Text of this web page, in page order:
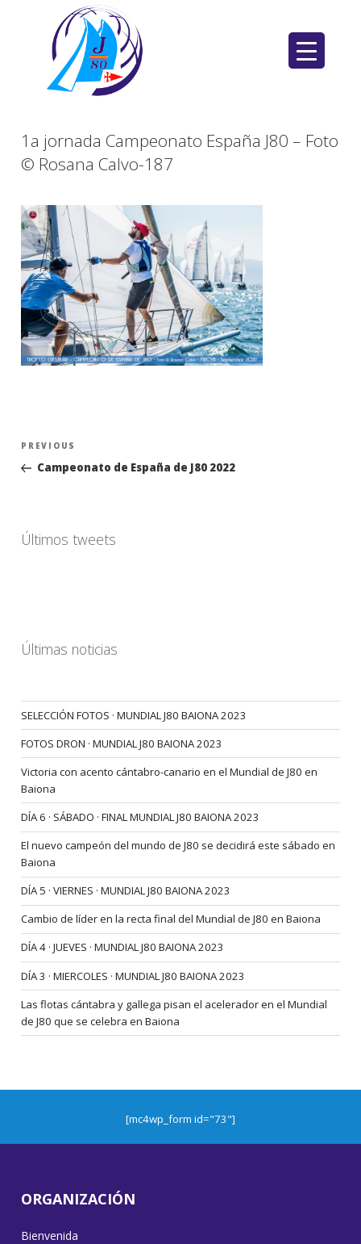
1a jornada Campeonato España J80 – Foto
© Rosana Calvo-187
Navegación
entradas
Previous
Post
PREVIOUS
Campeonato de España de J80 2022
Últimos tweets
Últimas noticias
SELECCIÓN FOTOS · MUNDIAL J80 BAIONA 2023
FOTOS DRON · MUNDIAL J80 BAIONA 2023
Victoria con acento cántabro-canario en el Mundial de J80 en
Baiona
DÍA 6 · SÁBADO · FINAL MUNDIAL J80 BAIONA 2023
El nuevo campeón del mundo de J80 se decidirá este sábado en
Baiona
DÍA 5 · VIERNES · MUNDIAL J80 BAIONA 2023
Cambio de líder en la recta final del Mundial de J80 en Baiona
DÍA 4 · JUEVES · MUNDIAL J80 BAIONA 2023
DÍA 3 · MIERCOLES · MUNDIAL J80 BAIONA 2023
Las flotas cántabra y gallega pisan el acelerador en el Mundial
de J80 que se celebra en Baiona
[mc4wp_form id="73"]
ORGANIZACIÓN
Bienvenida